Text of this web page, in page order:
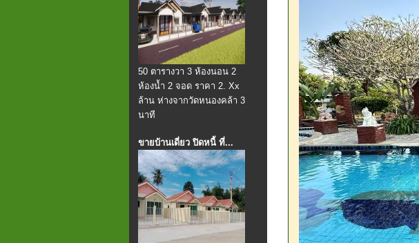
50 ตารางวา 3 ห้องนอน 2
ห้องน้ำ 2 จอด ราคา 2. Xx
ล้าน ห่างจากวัดหนองคล้า 3
นาที
ขายบ้านเดี่ยว ปิดหนี้ ที่...